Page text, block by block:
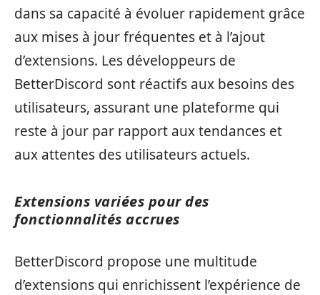
dans sa capacité à évoluer rapidement grâce
aux mises à jour fréquentes et à l’ajout
d’extensions. Les développeurs de
BetterDiscord sont réactifs aux besoins des
utilisateurs, assurant une plateforme qui
reste à jour par rapport aux tendances et
aux attentes des utilisateurs actuels.
Extensions variées pour des
fonctionnalités accrues
BetterDiscord propose une multitude
d’extensions qui enrichissent l’expérience de